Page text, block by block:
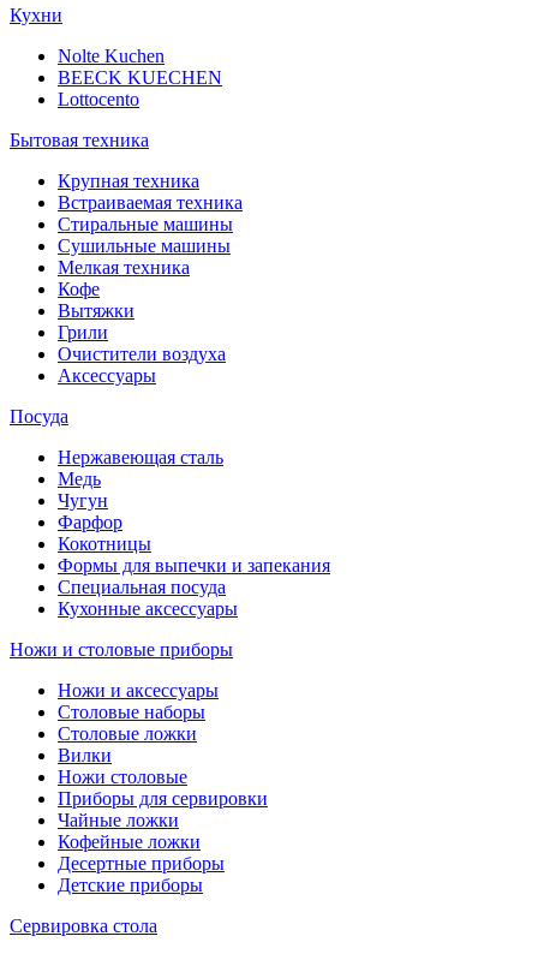
Кухни
Nolte Kuchen
BEECK KUECHEN
Lottocento
Бытовая техника
Крупная техника
Встраиваемая техника
Стиральные машины
Сушильные машины
Мелкая техника
Кофе
Вытяжки
Грили
Очистители воздуха
Аксессуары
Посуда
Нержавеющая сталь
Медь
Чугун
Фарфор
Кокотницы
Формы для выпечки и запекания
Специальная посуда
Кухонные аксессуары
Ножи и столовые приборы
Ножи и аксессуары
Столовые наборы
Столовые ложки
Вилки
Ножи столовые
Приборы для сервировки
Чайные ложки
Кофейные ложки
Десертные приборы
Детские приборы
Сервировка стола